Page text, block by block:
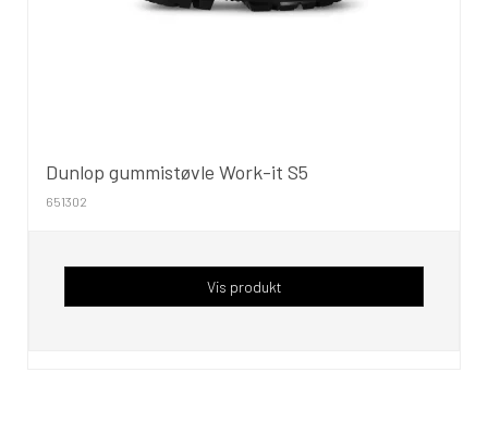
Dunlop gummistøvle Work-it S5
651302
Vis produkt